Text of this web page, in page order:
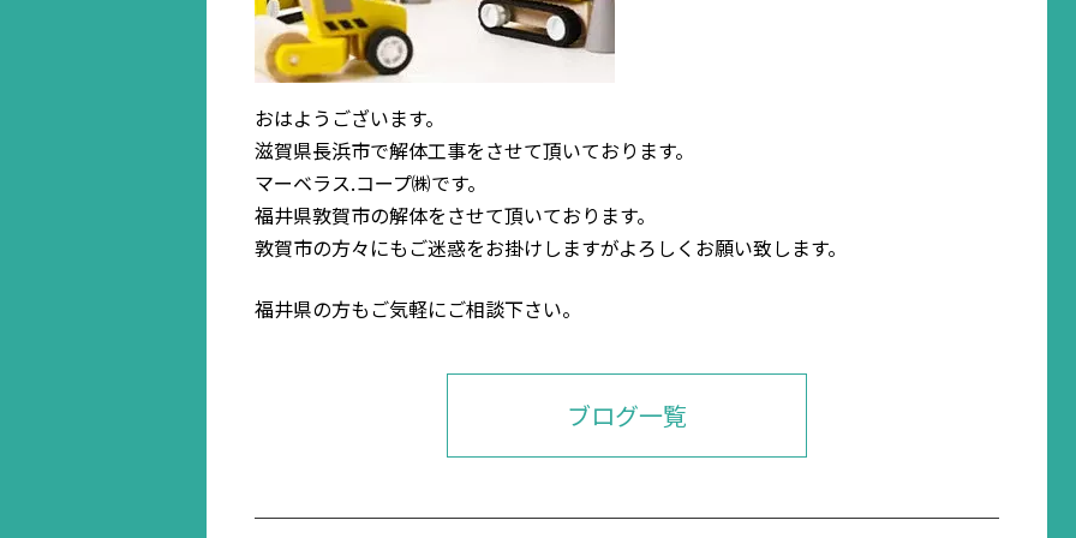
おはようございます。
滋賀県長浜市で解体工事をさせて頂いております。
マーベラス.コープ㈱です。
福井県敦賀市の解体をさせて頂いております。
敦賀市の方々にもご迷惑をお掛けしますがよろしくお願い致します。
福井県の方もご気軽にご相談下さい。
ブログ一覧